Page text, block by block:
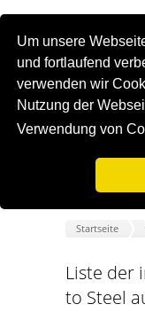
Um unsere
und fortlaufend
verwenden wir
Nutzung der
Verwendung von
Startseite
Liste der
to Steel